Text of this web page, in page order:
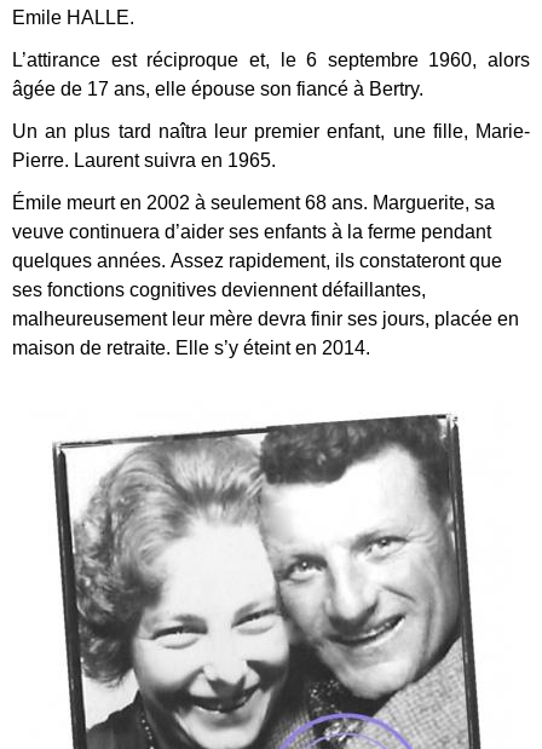
Emile HALLE.
L’attirance est réciproque et, le 6 septembre 1960, alors
âgée de 17 ans, elle épouse son fiancé à Bertry.
Un an plus tard naîtra leur premier enfant, une fille, Marie-
Pierre. Laurent suivra en 1965.
Émile meurt en 2002 à seulement 68 ans. Marguerite, sa
veuve continuera d’aider ses enfants à la ferme pendant
quelques années. Assez rapidement, ils constateront que
ses fonctions cognitives deviennent défaillantes,
malheureusement leur mère devra finir ses jours, placée en
maison de retraite. Elle s’y éteint en 2014.